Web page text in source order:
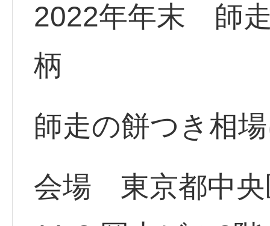
2022年年末 師
柄
師走の餅つき相
会場 東京都中央